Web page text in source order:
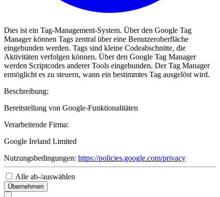
Dies ist ein Tag-Management-System. Über den Google Tag
Manager können Tags zentral über eine Benutzeroberfläche
eingebunden werden. Tags sind kleine Codeabschnitte, die
Aktivitäten verfolgen können. Über den Google Tag Manager
werden Scriptcodes anderer Tools eingebunden. Der Tag Manager
ermöglicht es zu steuern, wann ein bestimmtes Tag ausgelöst wird.
Beschreibung:
Bereitstellung von Google-Funktionalitäten
Verarbeitende Firma:
Google Ireland Limited
Nutzungsbedingungen: https://policies.google.com/privacy
Alle ab-/auswählen
Übernehmen